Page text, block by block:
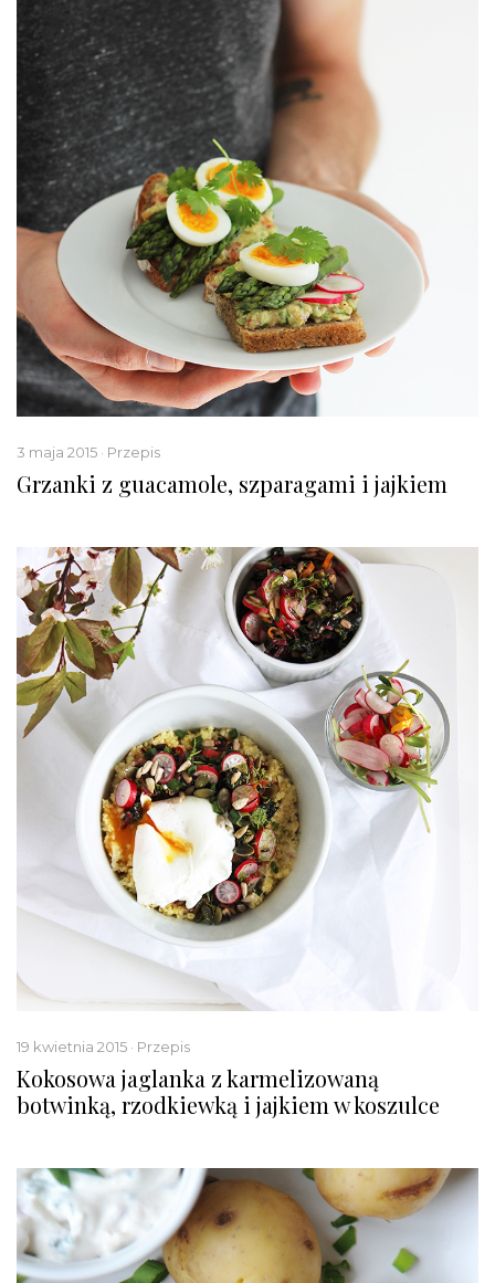
3 maja 2015 · Przepis
Grzanki z guacamole, szparagami i jajkiem
19 kwietnia 2015 · Przepis
Kokosowa jaglanka z karmelizowaną
botwinką, rzodkiewką i jajkiem w koszulce